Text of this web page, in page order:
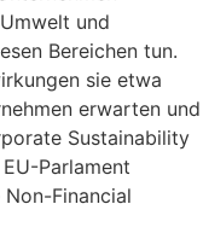
und
Bereichen tun.
sie etwa
erwarten und
Sustainability
Parlament
Financial